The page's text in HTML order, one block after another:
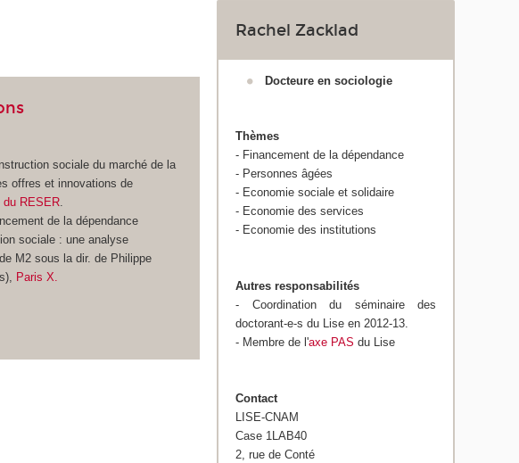
sociale du marché de la
offres et innovations de
du RESER.
de la dépendance
sociale : une analyse
M2 sous la dir. de Philippe
Paris X.
Rachel Zacklad
Docteure en sociologie
Thèmes
- Financement de la dépendance
- Personnes âgées
- Economie sociale et solidaire
- Economie des services
- Economie des institutions
Autres responsabilités
- Coordination du séminaire des
doctorant-e-s du Lise en 2012-13.
- Membre de l'axe PAS du Lise
Contact
LISE-CNAM
Case 1LAB40
2, rue de Conté